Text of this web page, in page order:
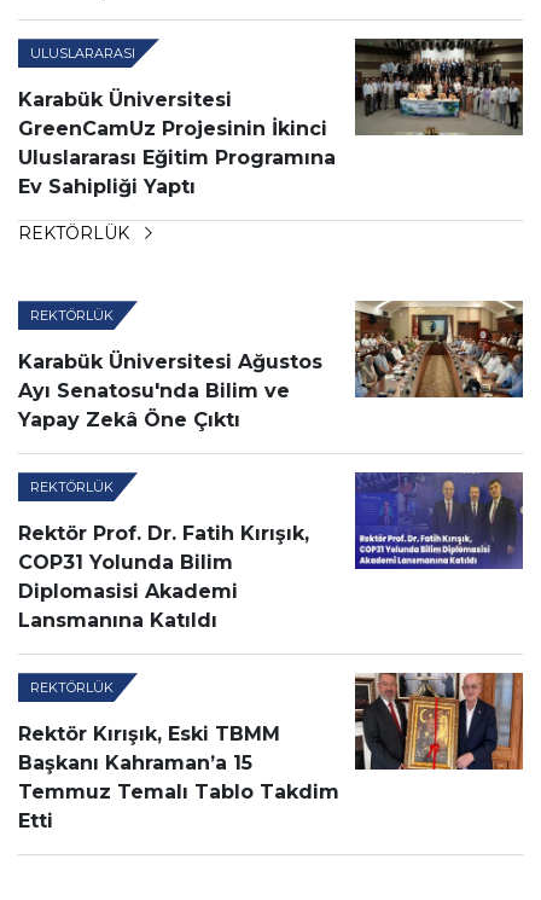
ULUSLARARASI
Karabük Üniversitesi
GreenCamUz Projesinin İkinci
Uluslararası Eğitim Programına
Ev Sahipliği Yaptı
REKTÖRLÜK
REKTÖRLÜK
Karabük Üniversitesi Ağustos
Ayı Senatosu'nda Bilim ve
Yapay Zekâ Öne Çıktı
REKTÖRLÜK
Rektör Prof. Dr. Fatih Kırışık,
COP31 Yolunda Bilim
Diplomasisi Akademi
Lansmanına Katıldı
REKTÖRLÜK
Rektör Kırışık, Eski TBMM
Başkanı Kahraman’a 15
Temmuz Temalı Tablo Takdim
Etti